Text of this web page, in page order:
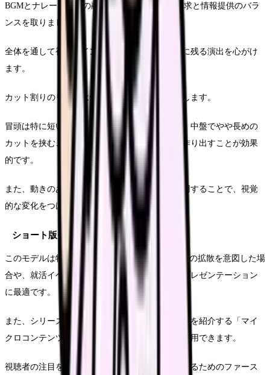
BGMとナレーションの融合により、感情的な訴求と情報提供のバラ
ンスを取りましょう。
全体を通して視覚的インパクトを重視し、記憶に残る演出を心がけ
ます。
カット割りのリズムは全体の印象を大きく左右します。
冒頭は特に短いカットを重ねてテンポ感を出し、中盤でやや長めの
カットを挟むことで、メリハリのあるリズムを作り出すことが効果
的です。
また、動きのある映像と静的な映像を交互に使用することで、視覚
的な変化をつけることも重要です。
ショート版モデルの活用シーン
このモデルは特にInstagramやTikTokなどのSNSでの拡散を意図した場
合や、就活イベントなどの限られた時間内でのプレゼンテーション
に最適です。
また、シリーズ化することで、複数の職種や部門を紹介する「マイ
クロコンテンツ戦略」の一環としても効果的に活用できます。
視聴者の注目を集め、より詳細な情報へと誘導するためのファース